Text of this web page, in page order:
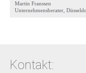
Martin Franssen
Unternehmensberater,
Kontakt: